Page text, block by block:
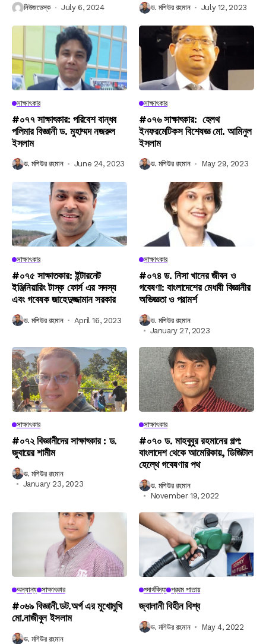
নিউজডেস্ক July 6, 2024 ড. মশিউর রহমান July 12, 2023
সাক্ষাৎকার
#০৭৭ সাক্ষাৎকার: পরিবেশ বান্ধব
পলিমার বিজ্ঞানী ড. মুহাম্মদ নজরুল
ইসলাম
ড. মশিউর রহমান June 24, 2023
সাক্ষাৎকার
#০৭৬ সাক্ষাৎকার: হেলথ
ইনফরমেটিকস বিশেষজ্ঞ মো. আমিনুল
ইসলাম
ড. মশিউর রহমান May 29, 2023
সাক্ষাৎকার
#০৭৫ সাক্ষাতকার: ইন্টারনেট
ইঞ্জিনিয়ারিং টাস্ক ফোর্স এর সদস্য
এবং গবেষক জাহেদুজ্জামান সরকার
ড. মশিউর রহমান April 16, 2023
সাক্ষাৎকার
#০৭৪ ড. নিসা খানের জীবন ও
গবেষণা: বাংলাদেশের মেধাবী বিজ্ঞানীর
অভিজ্ঞতা ও পরামর্শ
ড. মশিউর রহমান
January 27, 2023
সাক্ষাৎকার
#০৭২ বিজ্ঞানীদের সাক্ষাৎকার : ড.
জুবায়ের শামীম
ড. মশিউর রহমান
January 23, 2023
সাক্ষাৎকার
#০৭০ ড. মাহবুবুর রহমানের গল্প:
বাংলাদেশ থেকে আমেরিকায়, ডিজিটাল
হেল্থে গবেষণার পথ
ড. মশিউর রহমান
November 19, 2022
অন্যান্য সাক্ষাৎকার
#০৬৯ বিজ্ঞানী.ডট.অর্গ এর মুখোমুখি
মো.নাজীবুল ইসলাম
ড. মশিউর রহমান
পদার্থবিদ্যা প্রথম পাতায়
জ্বালানী বিহীন বিশ্ব
ড. মশিউর রহমান May 4, 2022